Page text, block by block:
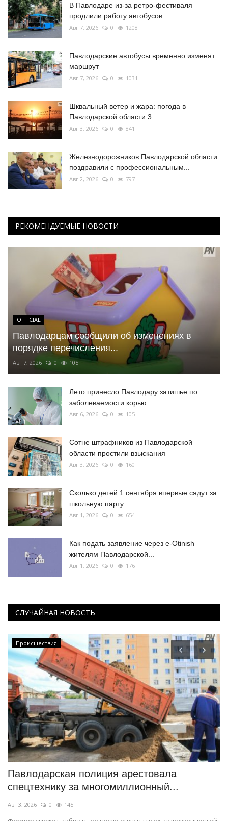
В Павлодаре из-за ретро-фестиваля
продлили работу автобусов
Авг 7, 2026 0 1208
Павлодарские автобусы временно изменят
маршрут
Авг 7, 2026 0 1031
Шквальный ветер и жара: погода в
Павлодарской области 3...
Авг 3, 2026 0 841
Железнодорожников Павлодарской области
поздравили с профессиональным...
Авг 2, 2026 0 797
РЕКОМЕНДУЕМЫЕ НОВОСТИ
OFFICIAL
Павлодарцам сообщили об изменениях в
порядке перечисления...
Авг 7, 2026 0 105
Лето принесло Павлодару затишье по
заболеваемости корью
Авг 6, 2026 0 105
Сотне штрафников из Павлодарской
области простили взыскания
Авг 3, 2026 0 160
Сколько детей 1 сентября впервые сядут за
школьную парту...
Авг 1, 2026 0 654
Как подать заявление через e-Otinish
жителям Павлодарской...
Авг 1, 2026 0 176
СЛУЧАЙНАЯ НОВОСТЬ
Происшествия
Павлодарская полиция арестовала
спецтехнику за многомиллионный...
Авг 3, 2026 0 145